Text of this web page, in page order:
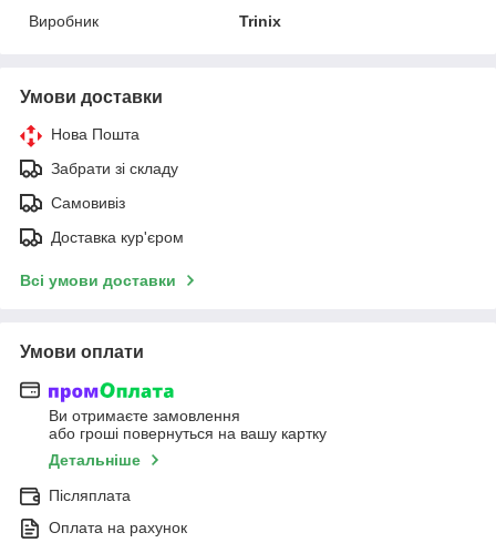
Виробник
Trinix
Умови доставки
Нова Пошта
Забрати зі складу
Самовивіз
Доставка кур'єром
Всі умови доставки
Умови оплати
Ви отримаєте замовлення
або гроші повернуться на вашу картку
Детальніше
Післяплата
Оплата на рахунок